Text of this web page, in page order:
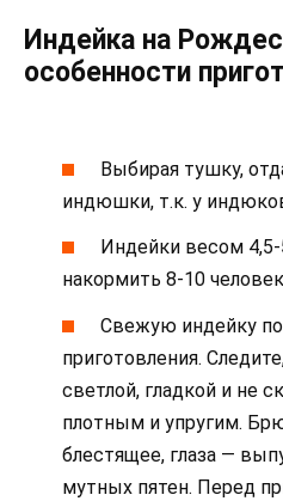
Индейка на
особенности
Выбирая тушку,
индюшки, т.к. у
Индейки весом
накормить 8-10
Свежую индейку
приготовления.
светлой, гладкой и не
плотным и упругим.
блестящее, глаза —
мутных пятен. Перед